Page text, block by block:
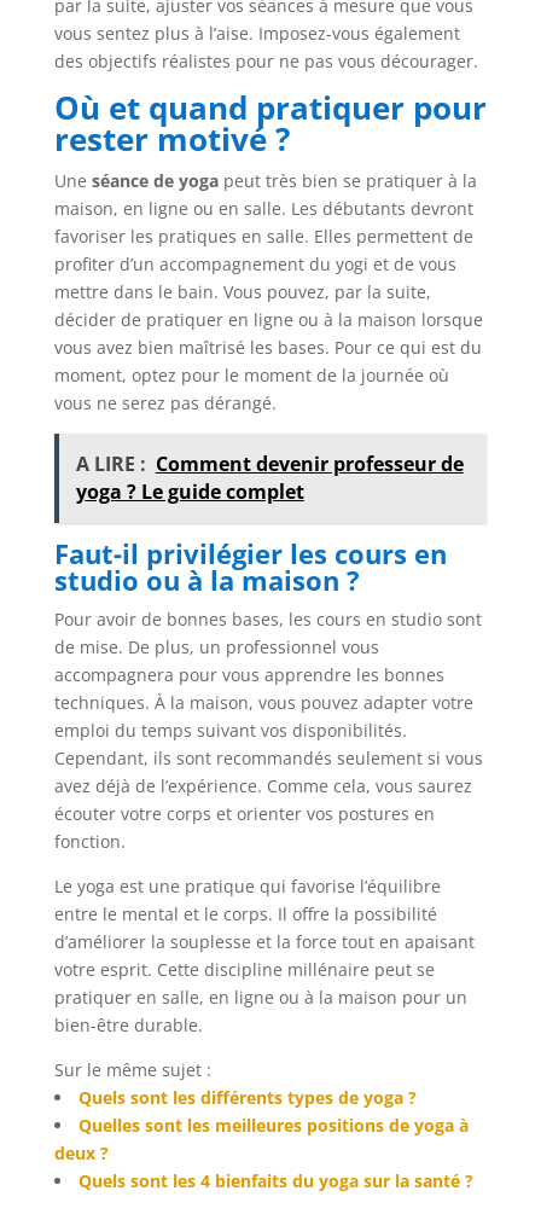
par la suite, ajuster vos séances à mesure que vous
vous sentez plus à l’aise. Imposez-vous également
des objectifs réalistes pour ne pas vous décourager.
Où et quand pratiquer pour
rester motivé ?
Une séance de yogapeut très bien se pratiquer à la
maison, en ligne ou en salle. Les débutants devront
favoriser les pratiques en salle. Elles permettent de
profiter d’un accompagnement du yogi et de vous
mettre dans le bain. Vous pouvez, par la suite,
décider de pratiquer en ligne ou à la maison lorsque
vous avez bien maîtrisé les bases. Pour ce qui est du
moment, optez pour le moment de la journée où
vous ne serez pas dérangé.
A LIRE : Comment devenir professeur de
yoga ? Le guide complet
Faut-il privilégier les cours en
studio ou à la maison ?
Pour avoir de bonnes bases, les cours en studio sont
de mise. De plus, un professionnel vous
accompagnera pour vous apprendre les bonnes
techniques. À la maison, vous pouvez adapter votre
emploi du temps suivant vos disponibilités.
Cependant, ils sont recommandés seulement si vous
avez déjà de l’expérience. Comme cela, vous saurez
écouter votre corps et orienter vos postures en
fonction.
Le yoga est une pratique qui favorise l’équilibre
entre le mental et le corps. Il offre la possibilité
d’améliorer la souplesse et la force tout en apaisant
votre esprit. Cette discipline millénaire peut se
pratiquer en salle, en ligne ou à la maison pour un
bien-être durable.
Sur le même sujet :
Quels sont les différents types de yoga ?
Quelles sont les meilleures positions de yoga à
deux ?
Quels sont les 4 bienfaits du yoga sur la santé ?